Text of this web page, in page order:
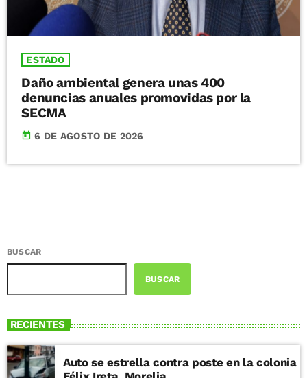
ESTADO
Daño ambiental genera unas 400
denuncias anuales promovidas por la
SECMA
today 6 DE AGOSTO DE 2026
BUSCAR
BUSCAR
RECIENTES
Auto se estrella contra poste en la colonia